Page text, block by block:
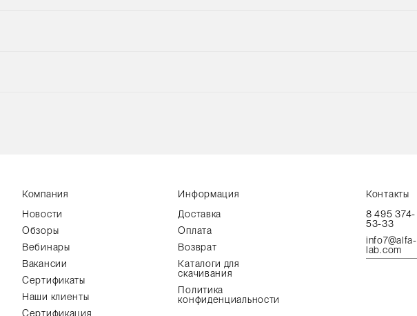
Компания
Новости
Обзоры
Вебинары
Вакансии
Сертификаты
Наши клиенты
Сертификация
Информация
Доставка
Оплата
Возврат
Каталоги для
скачивания
Политика
конфиденциальности
Контакты
8 495 374-
53-33
info7@alfa-
lab.com